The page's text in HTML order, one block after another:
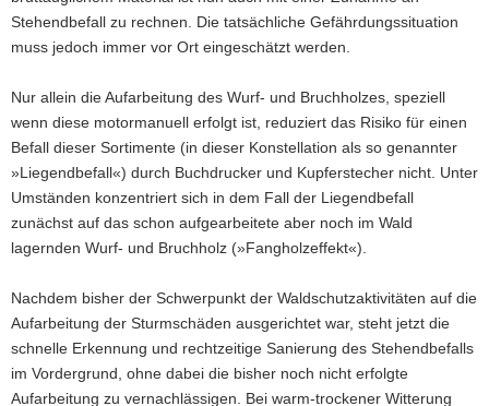
Stehendbefall zu rechnen. Die tatsächliche Gefährdungssituation
muss jedoch immer vor Ort eingeschätzt werden.
Nur allein die Aufarbeitung des Wurf- und Bruchholzes, speziell
wenn diese motormanuell erfolgt ist, reduziert das Risiko für einen
Befall dieser Sortimente (in dieser Konstellation als so genannter
»Liegendbefall«) durch Buchdrucker und Kupferstecher nicht. Unter
Umständen konzentriert sich in dem Fall der Liegendbefall
zunächst auf das schon aufgearbeitete aber noch im Wald
lagernden Wurf- und Bruchholz (»Fangholzeffekt«).
Nachdem bisher der Schwerpunkt der Waldschutzaktivitäten auf die
Aufarbeitung der Sturmschäden ausgerichtet war, steht jetzt die
schnelle Erkennung und rechtzeitige Sanierung des Stehendbefalls
im Vordergrund, ohne dabei die bisher noch nicht erfolgte
Aufarbeitung zu vernachlässigen. Bei warm-trockener Witterung